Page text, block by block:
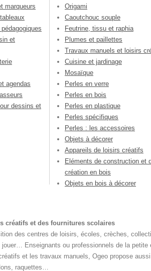
marqueurs
et
agendas
dessins et
Origami
Caoutchouc souple
Feutrine, tissu et raphia
Plumes et paillettes
Travaux manuels et loisirs
Cuisine et jardinage
Mosaïque
Perles en verre
Perles en bois
Perles en plastique
Perles spécifiques
Perles : les accessoires
Objets à décorer
Appareils de loisirs créatifs
Eléments de construction et
création en bois
Objets en bois à décorer
créatifs et des fournitures scolaires
des centres de loisirs, écoles, crèches,
jouer… Enseignants ou professionnels de la
et les travaux manuels, Ogeo propose
raquettes…